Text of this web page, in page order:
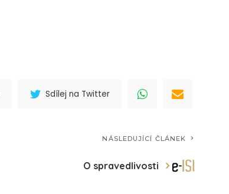
Sdílej na Twitter
NÁSLEDUJÍCÍ ČLÁNEK
O spravedlivosti